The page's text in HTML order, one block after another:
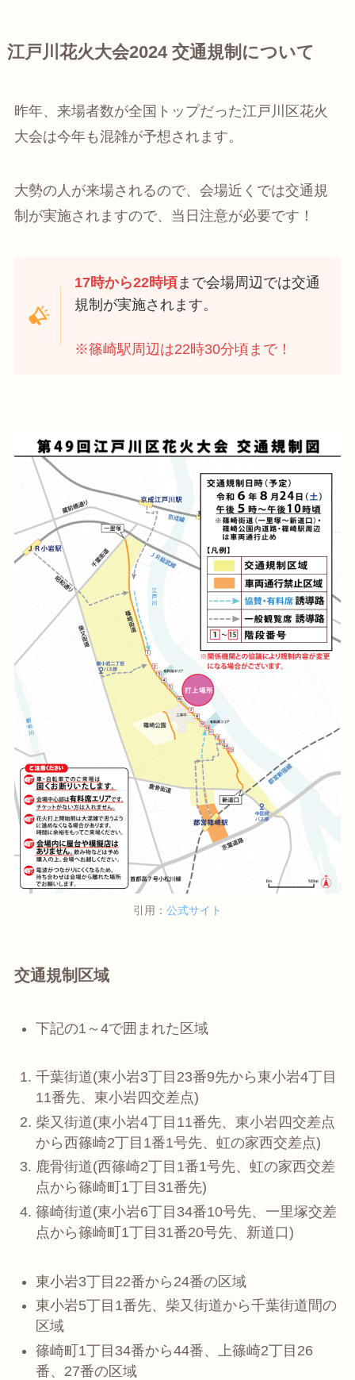
江戸川花火大会2024 交通規制について
昨年、来場者数が全国トップだった江戸川区花火
大会は今年も混雑が予想されます。
大勢の人が来場されるので、会場近くでは交通規
制が実施されますので、当日注意が必要です！
17時から22時頃 まで会場周辺では交通
規制が実施されます。
※篠崎駅周辺は22時30分頃まで！
引用： 公式サイト
交通規制区域
下記の1～4で囲まれた区域
千葉街道(東小岩3丁目23番9先から東小岩4丁目
11番先、東小岩四交差点)
柴又街道(東小岩4丁目11番先、東小岩四交差点
から西篠崎2丁目1番1号先、虹の家西交差点)
鹿骨街道(西篠崎2丁目1番1号先、虹の家西交差
点から篠崎町1丁目31番先)
篠崎街道(東小岩6丁目34番10号先、一里塚交差
点から篠崎町1丁目31番20号先、新道口)
東小岩3丁目22番から24番の区域
東小岩5丁目1番先、柴又街道から千葉街道間の
区域
篠崎町1丁目34番から44番、上篠崎2丁目26
番、27番の区域